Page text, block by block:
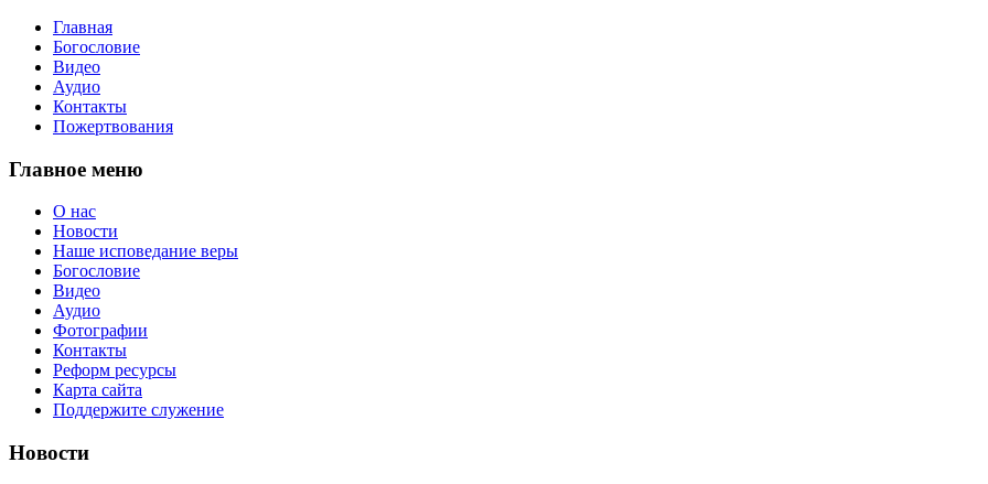
Главная
Богословие
Видео
Аудио
Контакты
Пожертвования
Главное меню
О нас
Новости
Наше исповедание веры
Богословие
Видео
Аудио
Фотографии
Контакты
Реформ ресурсы
Карта сайта
Поддержите служение
Новости